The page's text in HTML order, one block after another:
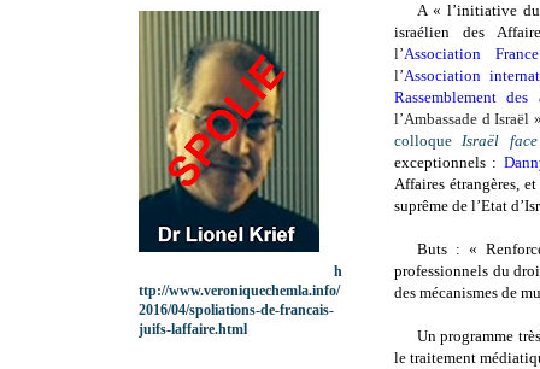
A « l’initiative
israélien des
l’Association
l’Association
Rassemblement
l’Ambassade d Israël
colloqueIsraël
exceptionnels :
Affaires étrangères, et
suprême de l’Etat
Buts : «
professionnels du
des mécanismes de
Un programme
le traitement
h
ttp://www.veroniquechemla.info/
2016/04/spoliations-de-francais-
juifs-laffaire.html